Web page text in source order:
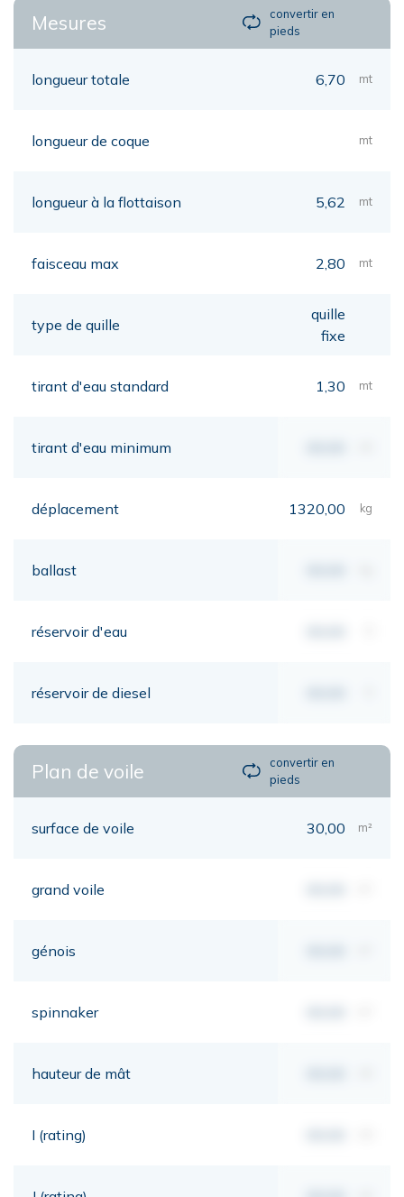
Mesures
convertir en
pieds
longueur totale 6,70 mt
longueur de coque mt
longueur à la flottaison 5,62 mt
faisceau max 2,80 mt
type de quille
quille
fixe
tirant d'eau standard 1,30 mt
tirant d'eau minimum
déplacement 1320,00 kg
ballast
réservoir d'eau
réservoir de diesel
Plan de voile
convertir en
pieds
surface de voile 30,00 m²
grand voile
génois
spinnaker
hauteur de mât
I (rating)